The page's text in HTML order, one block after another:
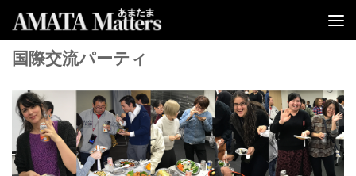
コンテンツへスキップ
国際交流パーティ